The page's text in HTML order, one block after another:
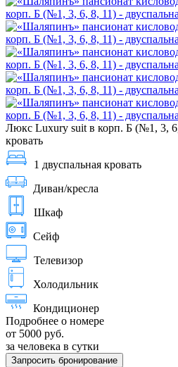
Люкс Luxury suit в корп. Б (№1, 3, 6,
кровать
1 двуспальная кровать
Диван/кресла
Шкаф
Сейф
Телевизор
Холодильник
Кондиционер
Подробнее о номере
от 5000 руб.
за человека в сутки
Запросить бронирование